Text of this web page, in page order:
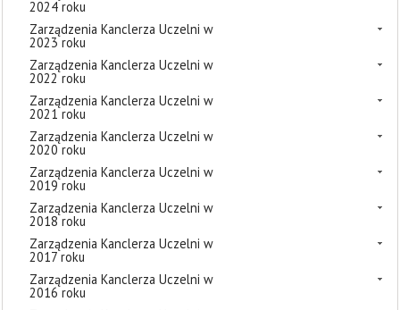
2024 roku
Zarządzenia Kanclerza Uczelni w
2023 roku
Zarządzenia Kanclerza Uczelni w
2022 roku
Zarządzenia Kanclerza Uczelni w
2021 roku
Zarządzenia Kanclerza Uczelni w
2020 roku
Zarządzenia Kanclerza Uczelni w
2019 roku
Zarządzenia Kanclerza Uczelni w
2018 roku
Zarządzenia Kanclerza Uczelni w
2017 roku
Zarządzenia Kanclerza Uczelni w
2016 roku